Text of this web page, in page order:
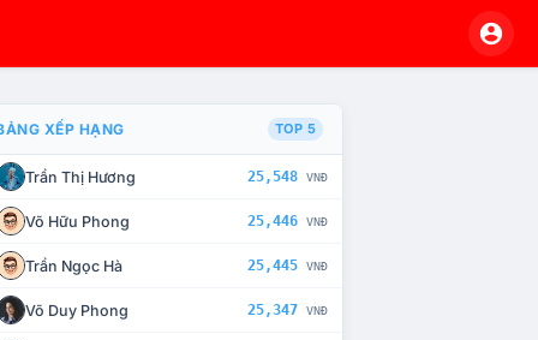
CHẾ TÀI XỬ LÝ VI PHẠM
XẾP HẠNG TOP 5
Trần Thị Hương 25,548 VNĐ
Võ Hữu Phong 25,446 VNĐ
Trần Ngọc Hà 25,445 VNĐ
Võ Duy Phong 25,347 VNĐ